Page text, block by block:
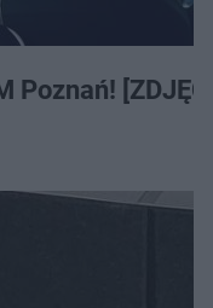
Poznań!